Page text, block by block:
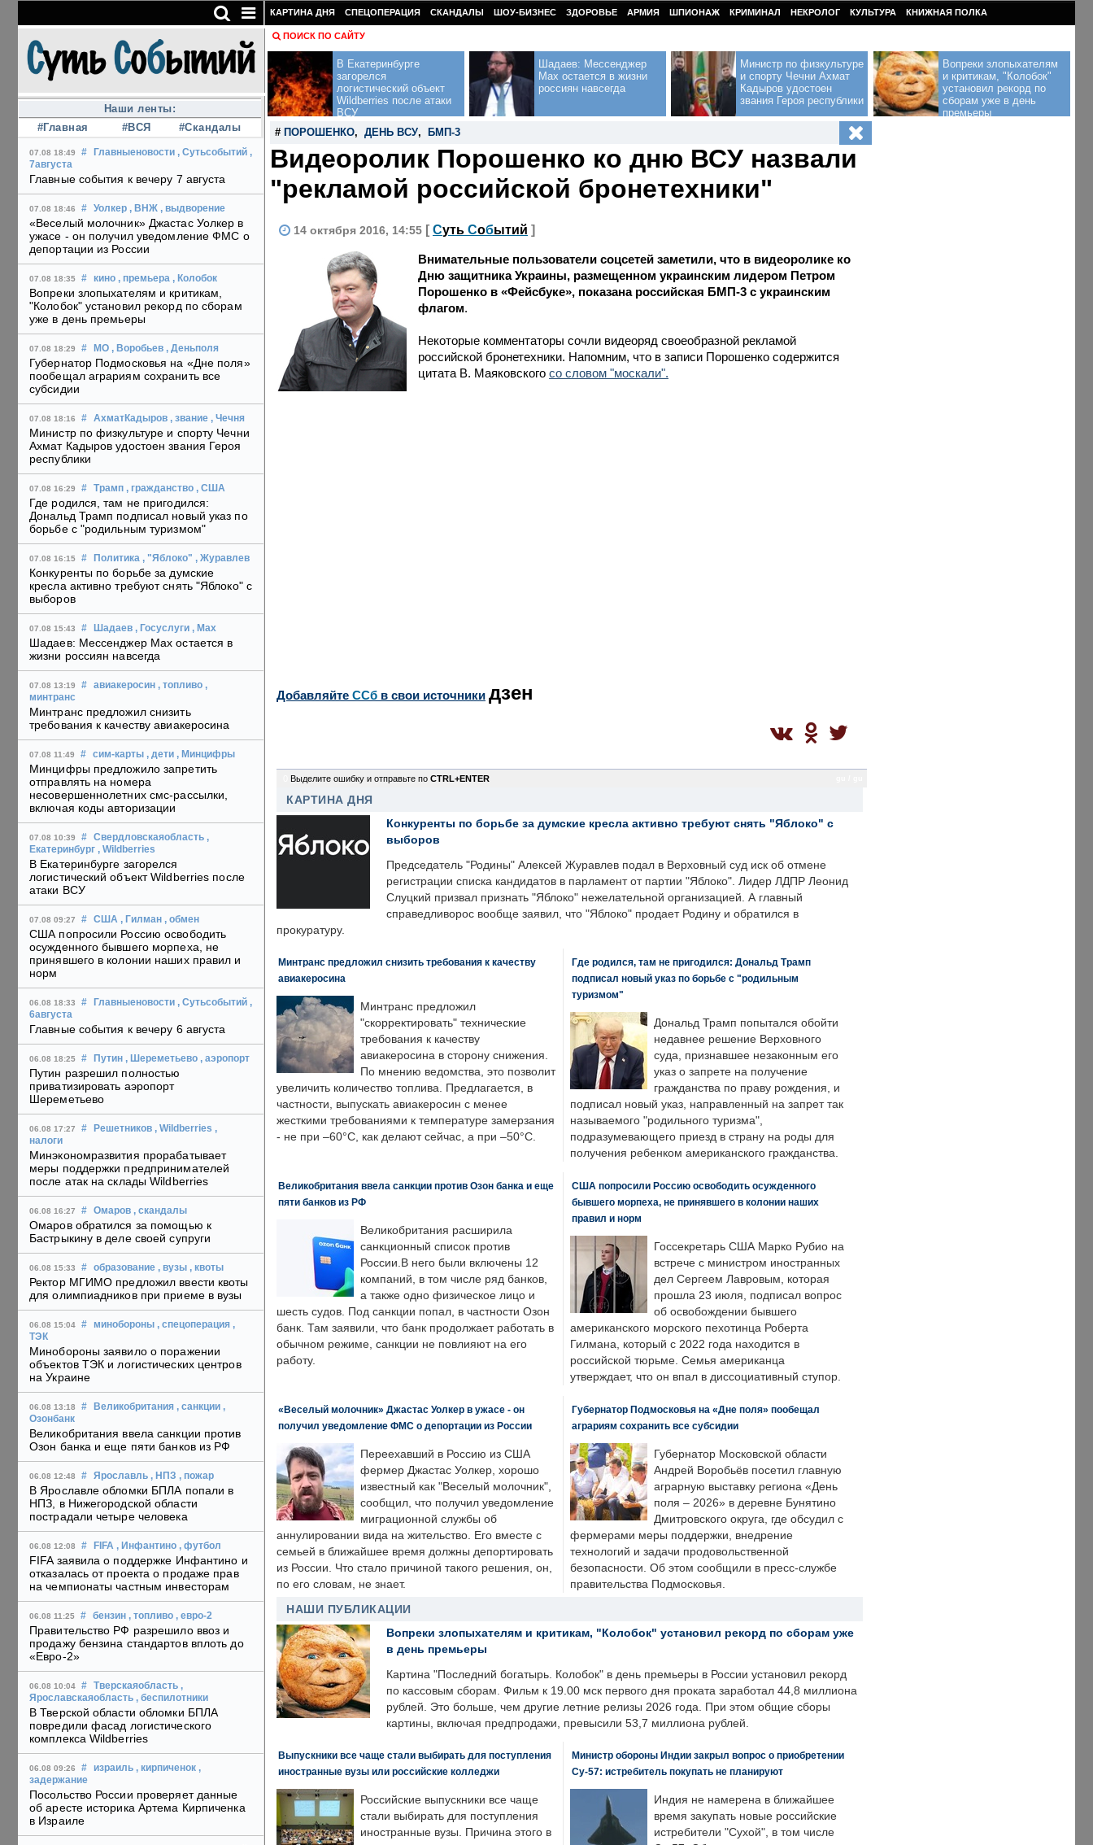
Наши ленты:
#Главная
#ВСЯ #Скандалы
07.08 18:49 # Главныеновости , Сутьсобытий ,
7августа
Главные события к вечеру 7 августа
07.08 18:46 # Уолкер , ВНЖ , выдворение
«Веселый молочник» Джастас Уолкер в
ужасе - он получил уведомление ФМС о
депортации из России
07.08 18:35 # кино , премьера , Колобок
Вопреки злопыхателям и критикам,
"Колобок" установил рекорд по сборам
уже в день премьеры
07.08 18:29 # МО , Воробьев , Деньполя
Губернатор Подмосковья на «Дне поля»
пообещал аграриям сохранить все
субсидии
07.08 18:16 # АхматКадыров , звание , Чечня
Министр по физкультуре и спорту Чечни
Ахмат Кадыров удостоен звания Героя
республики
07.08 16:29 # Трамп , гражданство , США
Где родился, там не пригодился:
Дональд Трамп подписал новый указ по
борьбе с "родильным туризмом"
07.08 16:15 # Политика , "Яблоко" , Журавлев
Конкуренты по борьбе за думские
кресла активно требуют снять "Яблоко" с
выборов
07.08 15:43 # Шадаев , Госуслуги , Max
Шадаев: Мессенджер Max остается в
жизни россиян навсегда
07.08 13:19 # авиакеросин , топливо ,
минтранс
Минтранс предложил снизить
требования к качеству авиакеросина
07.08 11:49 # сим-карты , дети , Минцифры
Минцифры предложило запретить
отправлять на номера
несовершеннолетних смс-рассылки,
включая коды авторизации
07.08 10:39 # Свердловскаяобласть ,
Екатеринбург , Wildberries
В Екатеринбурге загорелся
логистический объект Wildberries после
атаки ВСУ
07.08 09:27 # США , Гилман , обмен
США попросили Россию освободить
осужденного бывшего морпеха, не
принявшего в колонии наших правил и
норм
06.08 18:33 # Главныеновости , Сутьсобытий ,
6августа
Главные события к вечеру 6 августа
06.08 18:25 # Путин , Шереметьево , аэропорт
Путин разрешил полностью
приватизировать аэропорт
Шереметьево
06.08 17:27 # Решетников , Wildberries ,
налоги
Минэкономразвития прорабатывает
меры поддержки предпринимателей
после атак на склады Wildberries
06.08 16:27 # Омаров , скандалы
Омаров обратился за помощью к
Бастрыкину в деле своей супруги
06.08 15:33 # образование , вузы , квоты
Ректор МГИМО предложил ввести квоты
для олимпиадников при приеме в вузы
06.08 15:04 # минобороны , спецоперация ,
ТЭК
Минобороны заявило о поражении
объектов ТЭК и логистических центров
на Украине
06.08 13:18 # Великобритания , санкции ,
Озонбанк
Великобритания ввела санкции против
Озон банка и еще пяти банков из РФ
06.08 12:48 # Ярославль , НПЗ , пожар
В Ярославле обломки БПЛА попали в
НПЗ, в Нижегородской области
пострадали четыре человека
06.08 12:08 # FIFA , Инфантино , футбол
FIFA заявила о поддержке Инфантино и
отказалась от проекта о продаже прав
на чемпионаты частным инвесторам
06.08 11:25 # бензин , топливо , евро-2
Правительство РФ разрешило ввоз и
продажу бензина стандартов вплоть до
«Евро-2»
06.08 10:04 # Тверскаяобласть ,
Ярославскаяобласть , беспилотники
В Тверской области обломки БПЛА
повредили фасад логистического
комплекса Wildberries
06.08 09:26 # израиль , кирпиченок ,
задержание
Посольство России проверяет данные
об аресте историка Артема Кирпиченка
в Израиле
КАРТИНА ДНЯ СПЕЦОПЕРАЦИЯ СКАНДАЛЫ ШОУ-БИЗНЕС ЗДОРОВЬЕ АРМИЯ ШПИОНАЖ КРИМИНАЛ НЕКРОЛОГ КУЛЬТУРА КНИЖНАЯ ПОЛКА
ПОИСК ПО САЙТУ
В Екатеринбурге
загорелся
логистический объект
Wildberries после атаки
ВСУ
Шадаев: Мессенджер
Max остается в жизни
россиян навсегда
Министр по физкультуре
и спорту Чечни Ахмат
Кадыров удостоен
звания Героя республики
Вопреки злопыхателям
и критикам, "Колобок"
установил рекорд по
сборам уже в день
премьеры
# ПОРОШЕНКО, ДЕНЬ ВСУ, БМП-3
Видеоролик Порошенко ко дню ВСУ назвали
"рекламой российской бронетехники"
14 октября 2016, 14:55 [ Суть Событий ]
Внимательные пользователи соцсетей заметили, что в видеоролике ко
Дню защитника Украины, размещенном украинским лидером Петром
Порошенко в «Фейсбуке», показана российская БМП-3 с украинским
флагом.
Некоторые комментаторы сочли видеоряд своеобразной рекламой
российской бронетехники. Напомним, что в записи Порошенко содержится
цитата В. Маяковского со словом "москали".
Добавляйте CСб в свои источники дзен
Выделите ошибку и отправьте по CTRL+ENTER
КАРТИНА ДНЯ
Конкуренты по борьбе за думские кресла активно требуют снять "Яблоко" с
выборов
Председатель "Родины" Алексей Журавлев подал в Верховный суд иск об отмене
регистрации списка кандидатов в парламент от партии "Яблоко". Лидер ЛДПР Леонид
Слуцкий призвал признать "Яблоко" нежелательной организацией. А главный
справедливорос вообще заявил, что "Яблоко" продает Родину и обратился в
прокуратуру.
Минтранс предложил снизить требования к качеству
авиакеросина
Минтранс предложил
"скорректировать" технические
требования к качеству
авиакеросина в сторону снижения.
По мнению ведомства, это позволит
увеличить количество топлива. Предлагается, в
частности, выпускать авиакеросин с менее
жесткими требованиями к температуре замерзания
- не при –60°C, как делают сейчас, а при –50°C.
Где родился, там не пригодился: Дональд Трамп
подписал новый указ по борьбе с "родильным
туризмом"
Дональд Трамп попытался обойти
недавнее решение Верховного
суда, признавшее незаконным его
указ о запрете на получение
гражданства по праву рождения, и
подписал новый указ, направленный на запрет так
называемого "родильного туризма",
подразумевающего приезд в страну на роды для
получения ребенком американского гражданства.
Великобритания ввела санкции против Озон банка и еще
пяти банков из РФ
Великобритания расширила
санкционный список против
России.В него были включены 12
компаний, в том числе ряд банков,
а также одно физическое лицо и
шесть судов. Под санкции попал, в частности Озон
банк. Там заявили, что банк продолжает работать в
обычном режиме, санкции не повлияют на его
работу.
США попросили Россию освободить осужденного
бывшего морпеха, не принявшего в колонии наших
правил и норм
Госсекретарь США Марко Рубио на
встрече с министром иностранных
дел Сергеем Лавровым, которая
прошла 23 июля, подписал вопрос
об освобождении бывшего
американского морского пехотинца Роберта
Гилмана, который с 2022 года находится в
российской тюрьме. Семья американца
утверждает, что он впал в диссоциативный ступор.
«Веселый молочник» Джастас Уолкер в ужасе - он
получил уведомление ФМС о депортации из России
Переехавший в Россию из США
фермер Джастас Уолкер, хорошо
известный как "Веселый молочник",
сообщил, что получил уведомление
миграционной службы об
аннулировании вида на жительство. Его вместе с
семьей в ближайшее время должны депортировать
из России. Что стало причиной такого решения, он,
по его словам, не знает.
Губернатор Подмосковья на «Дне поля» пообещал
аграриям сохранить все субсидии
Губернатор Московской области
Андрей Воробьёв посетил главную
аграрную выставку региона «День
поля – 2026» в деревне Бунятино
Дмитровского округа, где обсудил с
фермерами меры поддержки, внедрение
технологий и задачи продовольственной
безопасности. Об этом сообщили в пресс-службе
правительства Подмосковья.
НАШИ ПУБЛИКАЦИИ
Вопреки злопыхателям и критикам, "Колобок" установил рекорд по сборам уже
в день премьеры
Картина "Последний богатырь. Колобок" в день премьеры в России установил рекорд
по кассовым сборам. Фильм к 19.00 мск первого дня проката заработал 44,8 миллиона
рублей. Это больше, чем другие летние релизы 2026 года. При этом общие сборы
картины, включая предпродажи, превысили 53,7 миллиона рублей.
Выпускники все чаще стали выбирать для поступления
иностранные вузы или российские колледжи
Российские выпускники все чаще
стали выбирать для поступления
иностранные вузы. Причина этого в
Министр обороны Индии закрыл вопрос о приобретении
Су-57: истребитель покупать не планируют
Индия не намерена в ближайшее
время закупать новые российские
истребители "Сухой", в том числе